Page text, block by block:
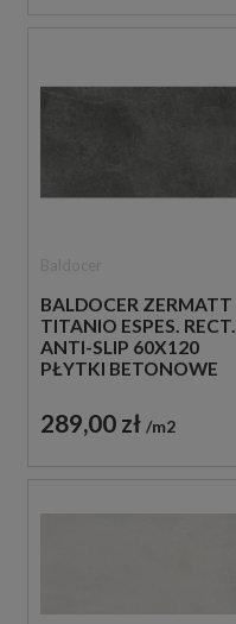
BALDOCER ZERMATT
TITANIO ESPES. RECT.
ANTI-SLIP 60X120
PŁYTKI BETONOWE
289,00 zł m2